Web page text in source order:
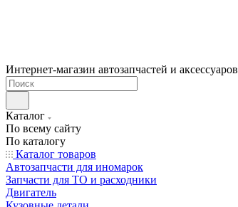
Интернет-магазин автозапчастей и аксессуаров
Каталог
По всему сайту
По каталогу
Каталог товаров
Автозапчасти для иномарок
Запчасти для ТО и расходники
Двигатель